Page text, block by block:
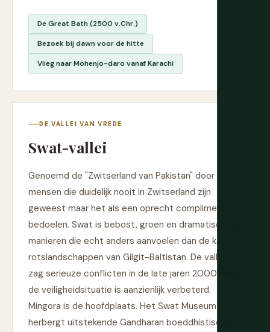
De Great Bath (2500 v.Chr.)
Bezoek bij dawn voor de hitte
Vlieg naar Mohenjo-daro vanaf Karachi
DE VALLEI VAN VREDE
Swat-vallei
Genoemd de "Zwitserland van Pakistan" door
mensen die duidelijk nooit in Zwitserland zijn
geweest maar het als een oprecht compliment
bedoelen. Swat is bebost, groen en dramatisch op
manieren die echt anders aanvoelen dan de kale
rotslandschappen van Gilgit-Baltistan. De vallei
zag serieuze conflicten in de late jaren 2000 maar
de veiligheidsituatie is aanzienlijk verbeterd.
Mingora is de hoofdplaats. Het Swat Museum
herbergt uitstekende Gandharan boeddhistische